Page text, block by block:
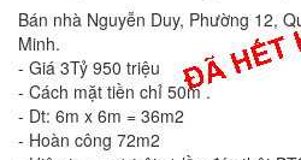
Bán nhà Nguyễn Duy, Phường 12,
Minh.
- Giá 3Tỷ 950 triệu
- Cách mặt tiền chỉ 50m .
- Dt: 6m x 6m = 36m2
- Hoàn công 72m2